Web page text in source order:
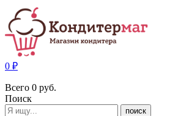
0 ₽
Всего 0 руб.
Поиск
поиск